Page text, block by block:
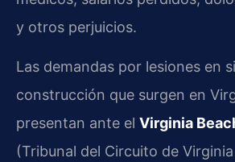
y otros perjuicios.
Las demandas por lesiones en
construcción que surgen en
presentan ante el Virginia
(Tribunal del Circuito de